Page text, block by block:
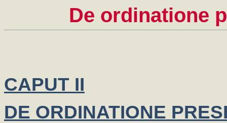
De ordinatione
CAPUT II
DE ORDINATIONE